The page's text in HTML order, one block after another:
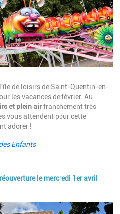
de loisirs de Saint-Quentin-en-
les vacances de février. Au
et plein airfranchement très
vous attendent pour cette
adorer !
Enfants
le mercredi 1er avril